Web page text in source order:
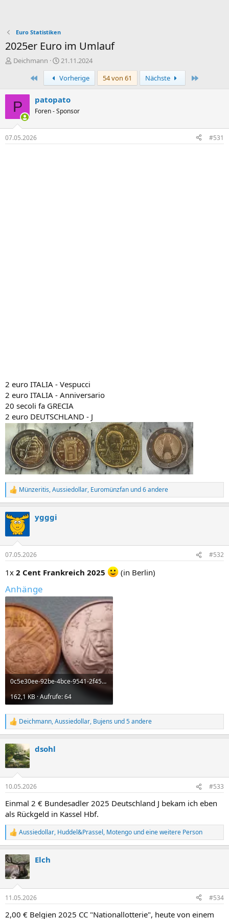
Euro Statistiken
2025er Euro im Umlauf
E
e
e
r
Deichmann
E
r
s
t
e
l
m
21.11.2024
Erste
Vorherige 54 von 61 Nächste
P patopato
Foren - Sponsor
07.05.2026 #531
2 euro ITALIA - Vespucci
2 euro ITALIA - Anniversario
20 secoli fa GRECIA
2 euro DEUTSCHLAND - J
R
e
k
t
e
:
Münzeritis,Aussiedollar, Euromünzfan und 6 andere
ygggi
07.05.2026 #532
1x 2 Cent Frankreich 2025 (in Berlin)
Anhänge
0c5e30ee-92be-4bce-9541-2f45fe6cf9cc.webp
162,1 KB · Aufrufe: 64
R
e
k
t
i
e
:
Deichmann,Aussiedollar, Bujens und 5 andere
dsohl
10.05.2026 #533
Einmal 2 € Bundesadler 2025 Deutschland J bekam ich eben
als Rückgeld in Kassel Hbf.
R
e
k
t
i
e
Aussiedollar, Huddel&Prassel, Motengo und eine weitere Person
Elch
11.05.2026 #534
2,00 € Belgien 2025 CC "Nationallotterie", heute von einem